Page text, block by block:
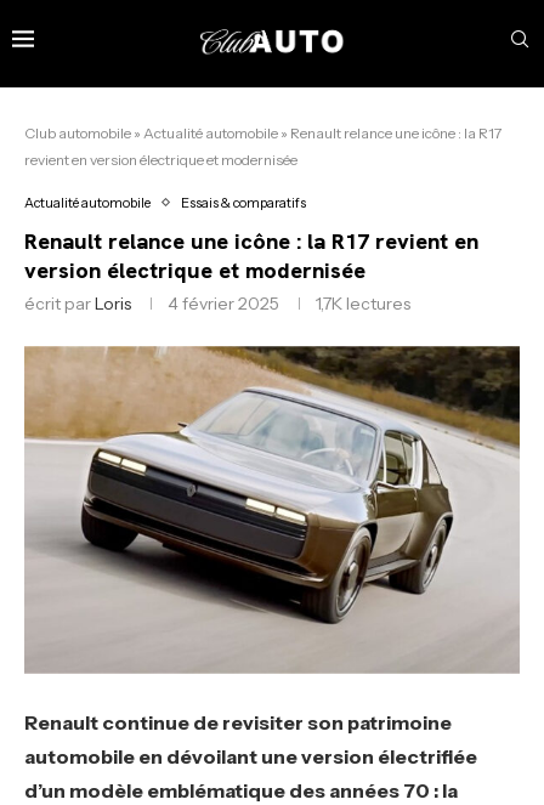
Club automobile » Actualité automobile » Renault relance une icône : la R17
revient en version électrique et modernisée
Actualité automobile Essais & comparatifs
Renault relance une icône : la R17 revient en
version électrique et modernisée
écrit parLoris 4 février 2025 1,7K lectures
Renault continue de revisiter son patrimoine
automobile en dévoilant une version électrifiée
d’un modèle emblématique des années 70 : la